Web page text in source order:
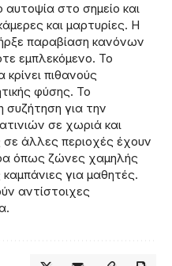
στο σημείο και
και μαρτυρίες. Η
παραβίαση κανόνων
εμπλεκόμενο. Το
πιθανούς
φύσης. Το
για την
σε χωριά και
σε άλλες περιοχές έχουν
όπως ζώνες χαμηλής
για μαθητές.
αντίστοιχες